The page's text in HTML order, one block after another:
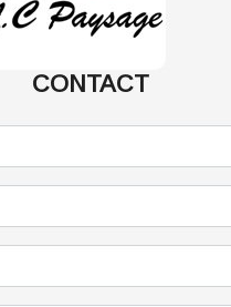
CONTACT